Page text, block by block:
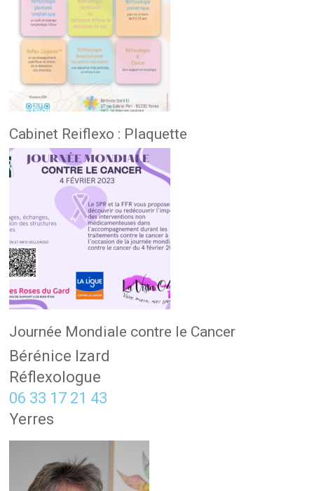
Cabinet Reiflexo : Plaquette
Journée Mondiale contre le Cancer
Bérénice Izard
Réflexologue
06 33 17 21 43
Yerres